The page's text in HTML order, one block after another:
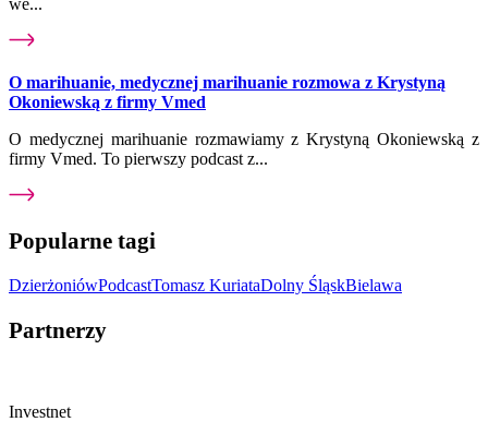
O marihuanie, medycznej marihuanie rozmowa z Krystyną
Okoniewską z firmy Vmed
O medycznej marihuanie rozmawiamy z Krystyną Okoniewską z
firmy Vmed. To pierwszy podcast z...
Popularne tagi
DzierżoniówPodcastTomasz KuriataDolny ŚląskBielawa
Partnerzy
Investnet